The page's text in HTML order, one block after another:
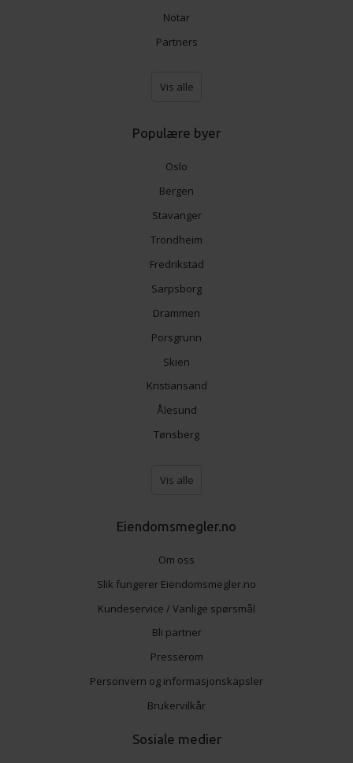
Notar
Partners
Vis alle
Populære byer
Oslo
Bergen
Stavanger
Trondheim
Fredrikstad
Sarpsborg
Drammen
Porsgrunn
Skien
Kristiansand
Ålesund
Tønsberg
Vis alle
Eiendomsmegler.no
Om oss
Slik fungerer Eiendomsmegler.no
Kundeservice / Vanlige spørsmål
Bli partner
Presserom
Personvern og informasjonskapsler
Brukervilkår
Sosiale medier